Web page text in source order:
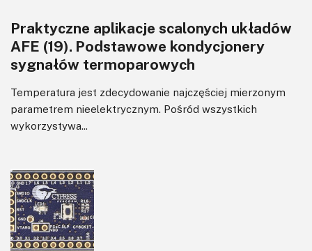
Praktyczne aplikacje scalonych układów
AFE (19). Podstawowe kondycjonery
sygnałów termoparowych
Temperatura jest zdecydowanie najczęściej mierzonym
parametrem nieelektrycznym. Pośród wszystkich
wykorzystywa...